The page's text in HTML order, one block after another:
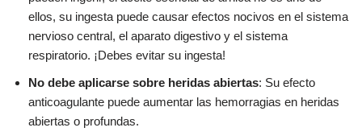
ellos, su ingesta puede causar efectos nocivos en el sistema
nervioso central, el aparato digestivo y el sistema
respiratorio. ¡Debes evitar su ingesta!
No debe aplicarse sobre heridas abiertas: Su efecto
anticoagulante puede aumentar las hemorragias en heridas
abiertas o profundas.